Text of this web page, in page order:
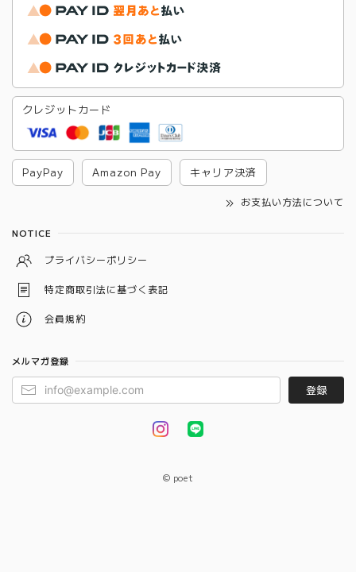
クレジットカード
PayPay Amazon Pay キャリア決済
お支払い方法について
NOTICE
プライバシーポリシー
特定商取引法に基づく表記
会員規約
メルマガ登録
登録
© poet